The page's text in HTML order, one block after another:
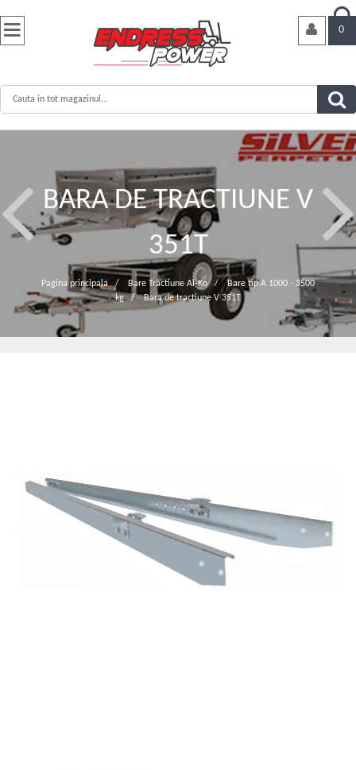

0

BARA DE TRACTIUNE V
351T
Pagina principala / Bare Tractiune Al-Ko /
Bare tip A 1000 - 3500
kg
/ Bara de tractiune V 351T